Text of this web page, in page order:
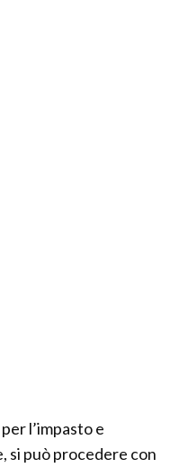
l’impasto e
si può procedere con